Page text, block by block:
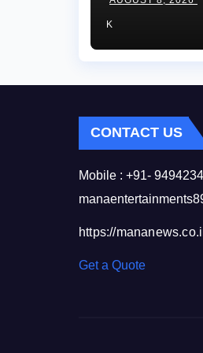
ఎమ్మెల్యే
సుధీర్ రెడ్డి.
K
CONTACT US
Mobile : +91-
https://
Get a Quote